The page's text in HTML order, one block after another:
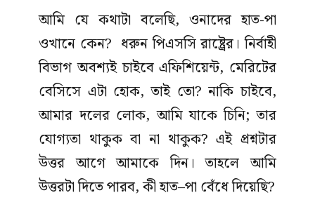
আমি যে কথাটা বলেছি, ওনাদের হাত-পা
ওখানে কেন? ধরুন পিএসসি রাষ্ট্রের। নির্বাহী
বিভাগ অবশ্যই চাইবে এফিশিয়েন্ট, মেরিটের
বেসিসে এটা হোক, তাই তো? নাকি চাইবে,
আমার দলের লোক, আমি যাকে চিনি; তার
যোগ্যতা থাকুক বা না থাকুক? এই প্রশ্নটার
উত্তর আগে আমাকে দিন। তাহলে আমি
উত্তরটা দিতে পারব, কী হাত–পা বেঁধে দিয়েছি?